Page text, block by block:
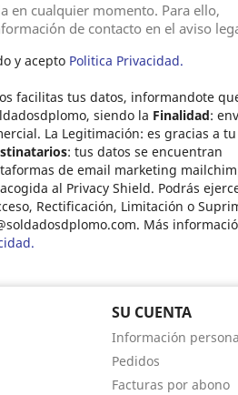
en cualquier momento. Para ello,
de contacto en el aviso
y acepto Politica Privacidad.
facilitas tus datos, informandote
siendo la Finalidad:
La Legitimación: es gracias a tu
: tus datos se encuentran
de email marketing
al Privacy Shield. Podrás
Rectificación, Limitación o
. Más
SU CUENTA
Información
Pedidos
Facturas por abono